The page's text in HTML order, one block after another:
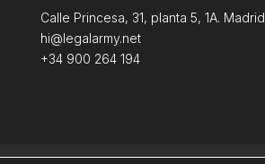
Calle Princesa, 31, planta 5, 1A. Madrid
hi@legalarmy.net
+34 900 264 194